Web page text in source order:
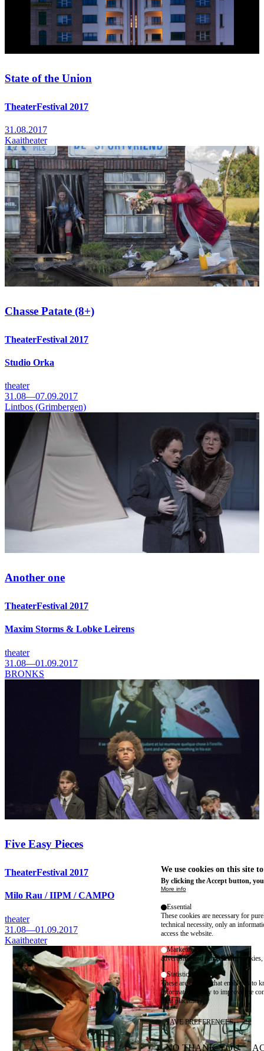
State of the Union
TheaterFestival 2017
31.08.2017
Kaaitheater
Chasse Patate (8+)
TheaterFestival 2017
Studio Orka
theater
31.08—07.09.2017
Lintbos (Grimbergen)
Another one
TheaterFestival 2017
Maxim Storms & Lobke Leirens
theater
31.08—01.09.2017
BRONKS
Five Easy Pieces
TheaterFestival 2017
Milo Rau / IIPM / CAMPO
theater
31.08—01.09.2017
Kaaitheater
We use cookies on this site
By clicking the Accept button,
More info
Essential
These cookies are necessary for
technical necessity, only an
access the website.
Marketing
advertising and remarketing cookies,
Statistics
These are cookies that enable us to
information solely to improve the
their placement.
SAVE PREFERENCES
NO THANK YOU